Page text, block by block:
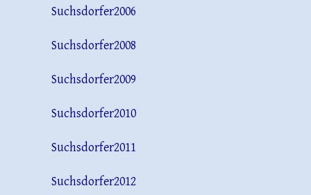
Suchsdorfer2006
Suchsdorfer2008
Suchsdorfer2009
Suchsdorfer2010
Suchsdorfer2011
Suchsdorfer2012